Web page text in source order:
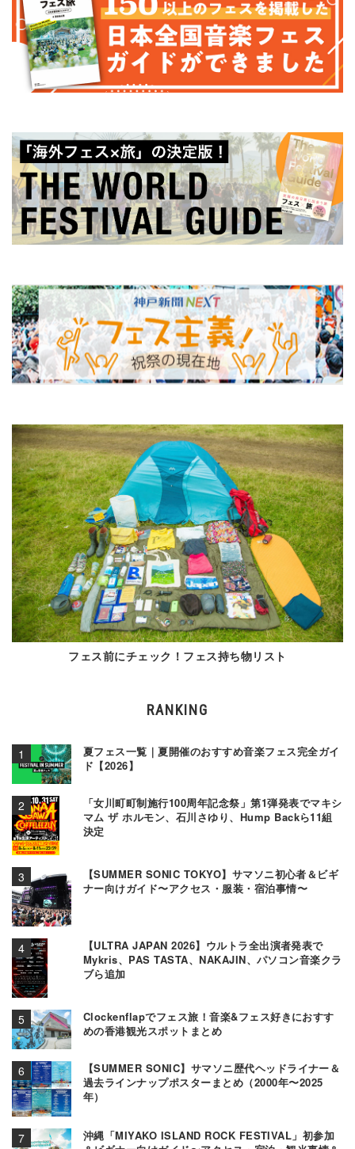
フェス前にチェック！フェス持ち物リスト
RANKING
夏フェス一覧｜夏開催のおすすめ音楽フェス完全ガイ
ド【2026】
「女川町町制施行100周年記念祭」第1弾発表でマキシ
マム ザ ホルモン、石川さゆり、Hump Backら11組
決定
【SUMMER SONIC TOKYO】サマソニ初心者＆ビギ
ナー向けガイド〜アクセス・服装・宿泊事情〜
【ULTRA JAPAN 2026】ウルトラ全出演者発表で
Mykris、PAS TASTA、NAKAJIN、パソコン音楽クラ
ブら追加
Clockenflapでフェス旅！音楽&フェス好きにおすす
めの香港観光スポットまとめ
【SUMMER SONIC】サマソニ歴代ヘッドライナー＆
過去ラインナップポスターまとめ（2000年〜2025
年）
沖縄「MIYAKO ISLAND ROCK FESTIVAL」初参加